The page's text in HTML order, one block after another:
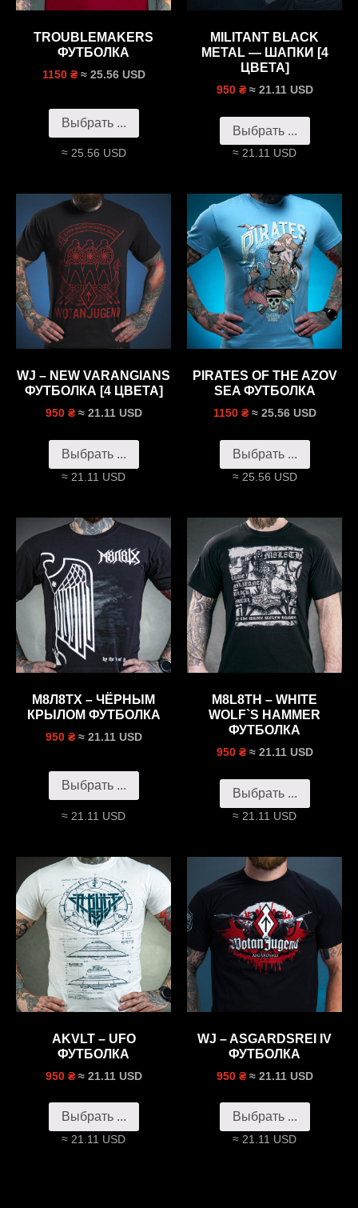
TROUBLEMAKERS
ФУТБОЛКА
1150 ₴ ≈ 25.56 USD
Выбрать ...
≈ 25.56 USD
MILITANT BLACK
METAL — ШАПКИ [4
ЦВЕТА]
950 ₴ ≈ 21.11 USD
Выбрать ...
≈ 21.11 USD
WJ – NEW VARANGIANS
ФУТБОЛКА [4 ЦВЕТА]
950 ₴ ≈ 21.11 USD
Выбрать ...
≈ 21.11 USD
PIRATES OF THE AZOV
SEA ФУТБОЛКА
1150 ₴ ≈ 25.56 USD
Выбрать ...
≈ 25.56 USD
М8Л8ТХ – ЧЁРНЫМ
КРЫЛОМ ФУТБОЛКА
950 ₴ ≈ 21.11 USD
Выбрать ...
≈ 21.11 USD
M8L8TH – WHITE
WOLF`S HAMMER
ФУТБОЛКА
950 ₴ ≈ 21.11 USD
Выбрать ...
≈ 21.11 USD
AKVLT – UFO
ФУТБОЛКА
950 ₴ ≈ 21.11 USD
Выбрать ...
≈ 21.11 USD
WJ – ASGARDSREI IV
ФУТБОЛКА
950 ₴ ≈ 21.11 USD
Выбрать ...
≈ 21.11 USD